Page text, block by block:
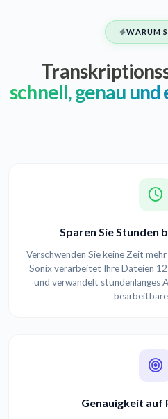
WARUM
schnell, genau
Sparen Sie Stunden
Verschwenden Sie keine Zeit
Sonix verarbeitet Ihre Dateien
und verwandelt stundenlanges
Genauigkeit auf